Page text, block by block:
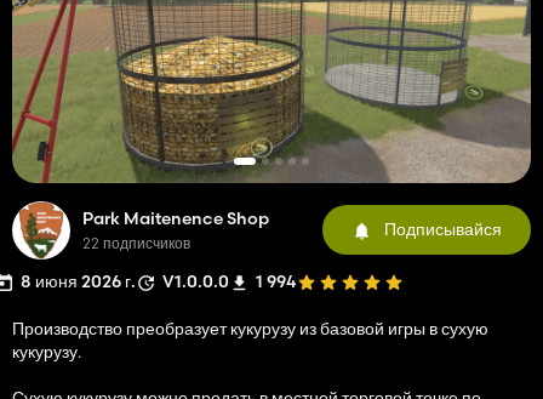
Park Maitenence Shop
22 подписчиков
Подписывайся
8 июня 2026 г. V1.0.0.0 1 994
Производство преобразует кукурузу из базовой игры в сухую
кукурузу.